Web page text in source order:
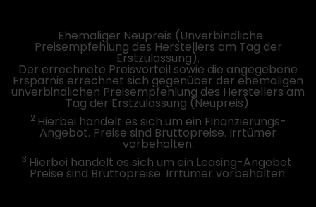
1 Ehemaliger Neupreis (Unverbindliche
Preisempfehlung des Herstellers am Tag der
Erstzulassung).
Der errechnete Preisvorteil sowie die angegebene
Ersparnis errechnet sich gegenüber der ehemaligen
unverbindlichen Preisempfehlung des Herstellers am
Tag der Erstzulassung (Neupreis).
2 Hierbei handelt es sich um ein Finanzierungs-
Angebot. Preise sind Bruttopreise. Irrtümer
vorbehalten.
3 Hierbei handelt es sich um ein Leasing-Angebot.
Preise sind Bruttopreise. Irrtümer vorbehalten.